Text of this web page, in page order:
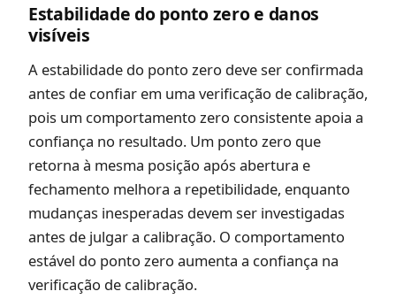
Estabilidade do ponto zero e danos
visíveis
A estabilidade do ponto zero deve ser confirmada
antes de confiar em uma verificação de calibração,
pois um comportamento zero consistente apoia a
confiança no resultado. Um ponto zero que
retorna à mesma posição após abertura e
fechamento melhora a repetibilidade, enquanto
mudanças inesperadas devem ser investigadas
antes de julgar a calibração. O comportamento
estável do ponto zero aumenta a confiança na
verificação de calibração.